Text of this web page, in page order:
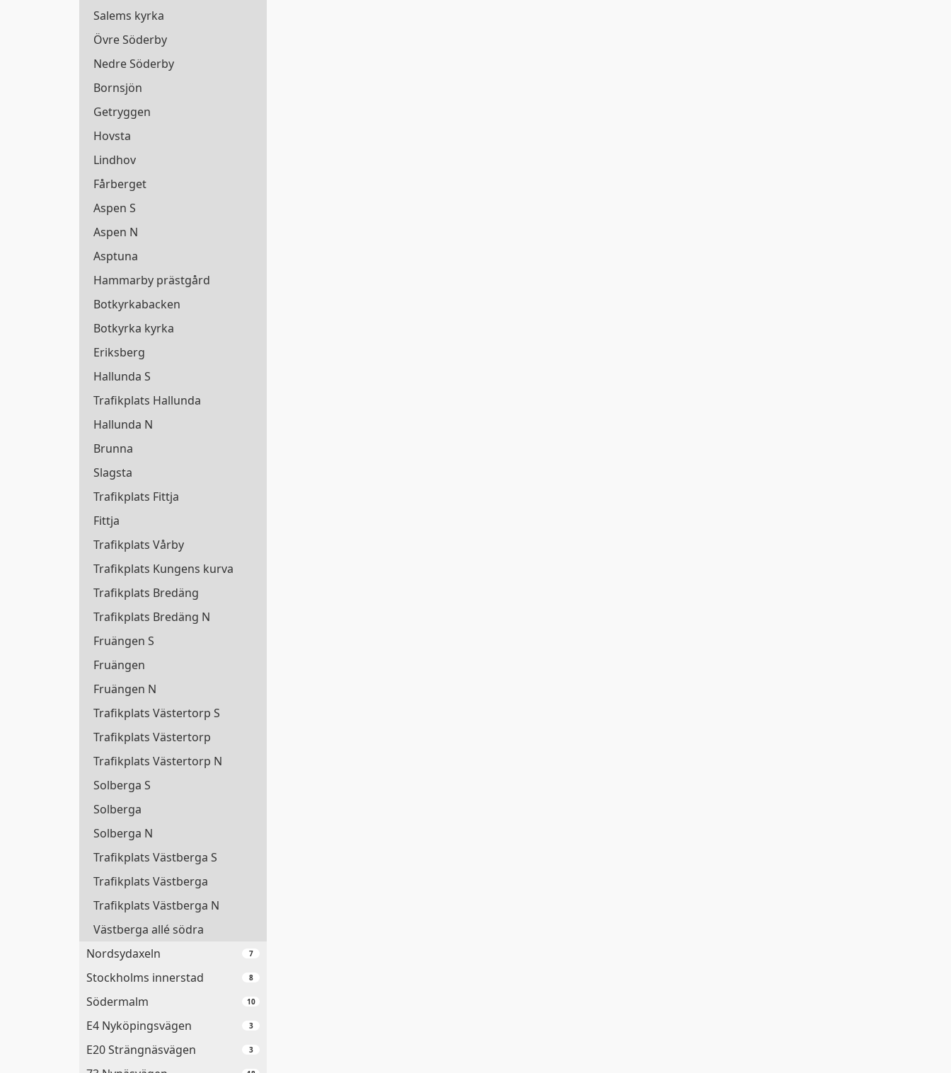
Salems kyrka
Övre Söderby
Nedre Söderby
Bornsjön
Getryggen
Hovsta
Lindhov
Fårberget
Aspen S
Aspen N
Asptuna
Hammarby prästgård
Botkyrkabacken
Botkyrka kyrka
Eriksberg
Hallunda S
Trafikplats Hallunda
Hallunda N
Brunna
Slagsta
Trafikplats Fittja
Fittja
Trafikplats Vårby
Trafikplats Kungens kurva
Trafikplats Bredäng
Trafikplats Bredäng N
Fruängen S
Fruängen
Fruängen N
Trafikplats Västertorp S
Trafikplats Västertorp
Trafikplats Västertorp N
Solberga S
Solberga
Solberga N
Trafikplats Västberga S
Trafikplats Västberga
Trafikplats Västberga N
Västberga allé södra
Nordsydaxeln
7
Stockholms innerstad 8
Södermalm 10
E4 Nyköpingsvägen 3
E20 Strängnäsvägen 3